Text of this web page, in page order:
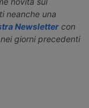
neanche una
Newslettercon
giorni precedenti